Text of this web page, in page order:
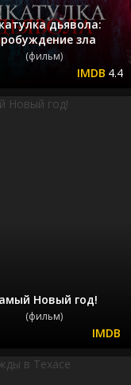
дьявола:
зла
(фильм)
4.4
Новый год!
(фильм)